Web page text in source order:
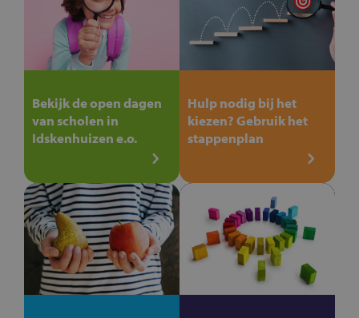
Bekijk de open dagen
van scholen in
Idskenhuizen e.o.
Hulp nodig bij het
kiezen? Gebruik het
stappenplan